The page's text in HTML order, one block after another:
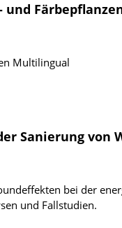
Multilingual
Sanierung von
bei der
und Fallstudien.